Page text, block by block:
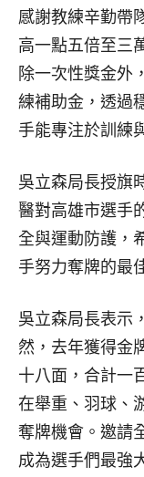
感謝教練辛勤帶
高一點五倍至三
除一次性獎金外
練補助金，透過
手能專注於訓練
吳立森局長授旗
醫對高雄市選手
全與運動防護，
手努力奪牌的最
吳立森局長表示
然，去年獲得金
十八面，合計一
在舉重、羽球、
奪牌機會。邀請
成為選手們最強